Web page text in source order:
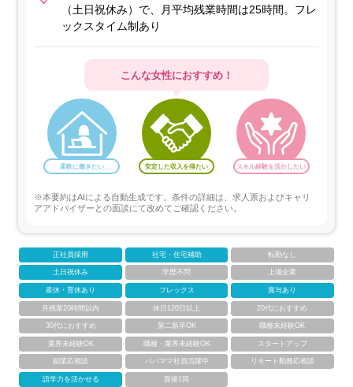
（土日祝休み）で、月平均残業時間は25時間。フレ
ックスタイム制あり
こんな女性におすすめ！
柔軟に働きたい 安定した収入を得たい スキル経験を活かしたい
※本要約はAIによる自動生成です。条件の詳細は、求人票およびキャリ
アアドバイザーとの面談にて改めてご確認ください。
正社員採用 社宅・住宅補助 転勤なし
土日祝休み 学歴不問 上場企業
産休・育休あり フレックス 賞与あり
月残業20時間以内 休日120日以上 20代におすすめ
30代におすすめ 第二新卒OK 職種未経験OK
業界未経験OK 職種・業界未経験OK スタートアップ
副業応相談 パパママ社員活躍中 リモート勤務応相談
語学力を活かせる 面接1回